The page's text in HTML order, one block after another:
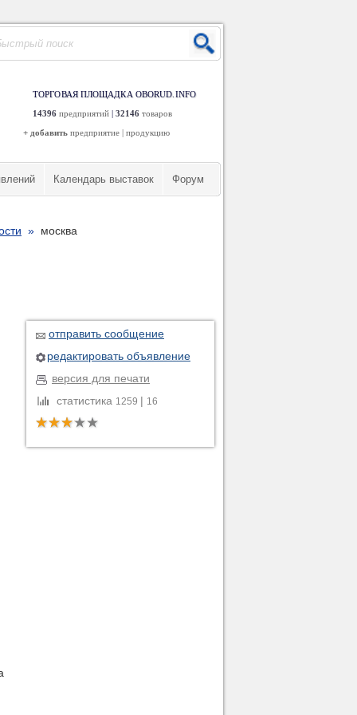
ТОРГОВАЯ ПЛОЩАДКА OBORUD.INFO
14396 предприятий | 32146 товаров
+ добавить предприятие | продукцию
Календарь выставок Форум
» москва
отправить сообщение
редактировать объявление
версия для печати
статистика 1259 | 16